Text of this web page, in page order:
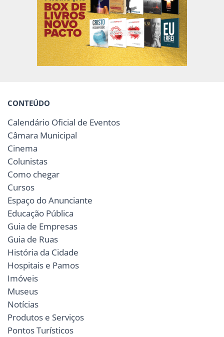
CONTEÚDO
Calendário Oficial de Eventos
Câmara Municipal
Cinema
Colunistas
Como chegar
Cursos
Espaço do Anunciante
Educação Pública
Guia de Empresas
Guia de Ruas
História da Cidade
Hospitais e Pamos
Imóveis
Museus
Notícias
Produtos e Serviços
Pontos Turísticos